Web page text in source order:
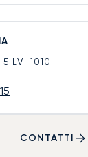
5 LV-1010
CONTATTI